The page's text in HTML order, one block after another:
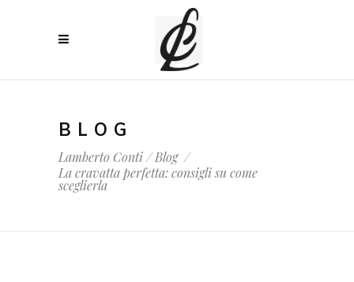
BLOG
Lamberto Conti/Blog /
La cravatta perfetta: consigli su come
sceglierla